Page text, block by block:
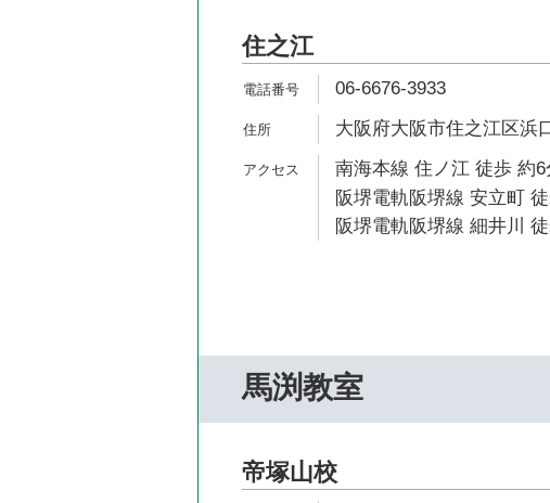
住之江
06-6676-3933
大阪府大阪市住之江区浜
南海本線 住ノ江 徒歩 約6
阪堺電軌阪堺線 安立町
阪堺電軌阪堺線 細井川
馬渕教室
帝塚山校